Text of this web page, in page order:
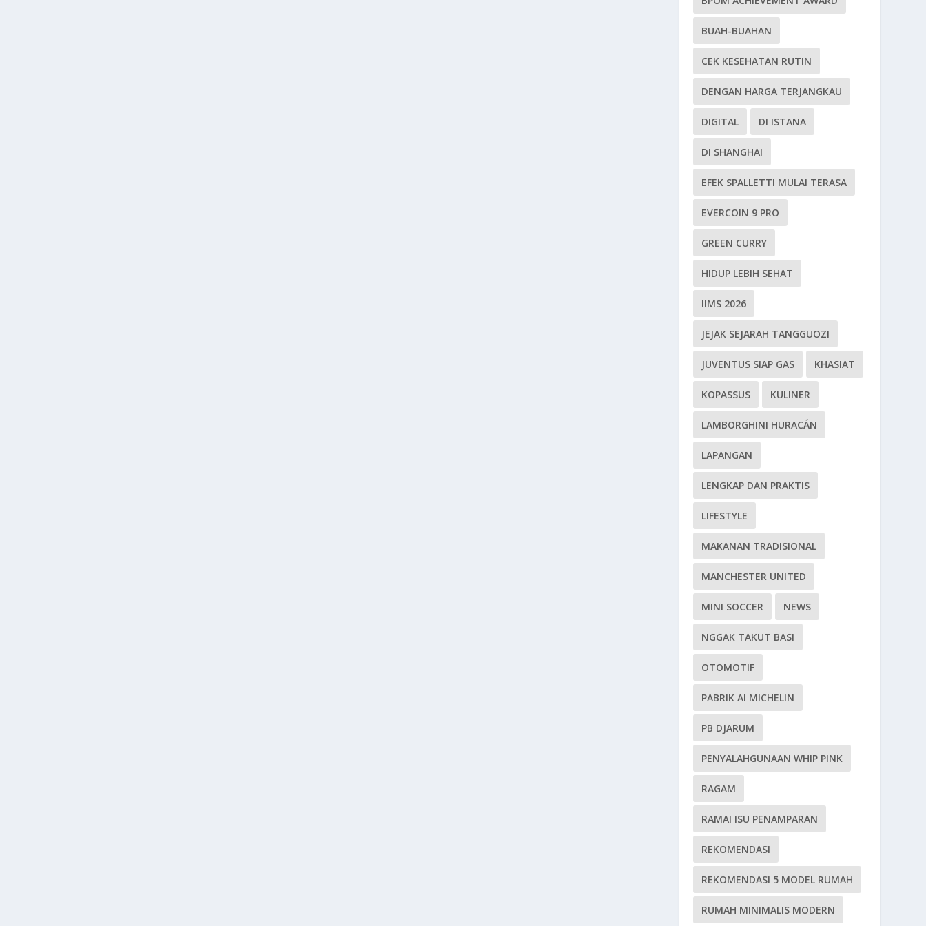
BUAH-BUAHAN
CEK KESEHATAN RUTIN
DENGAN HARGA TERJANGKAU
DIGITAL DI ISTANA
DI SHANGHAI
EFEK SPALLETTI MULAI TERASA
EVERCOIN 9 PRO
GREEN CURRY
HIDUP LEBIH SEHAT
IIMS 2026
JEJAK SEJARAH TANGGUOZI
JUVENTUS SIAP GAS KHASIAT
KOPASSUS KULINER
LAMBORGHINI HURACÁN
LAPANGAN
LENGKAP DAN PRAKTIS
LIFESTYLE
MAKANAN TRADISIONAL
MANCHESTER UNITED
MINI SOCCER NEWS
NGGAK TAKUT BASI
OTOMOTIF
PABRIK AI MICHELIN
PB DJARUM
PENYALAHGUNAAN WHIP PINK
RAGAM
RAMAI ISU PENAMPARAN
REKOMENDASI
REKOMENDASI 5 MODEL RUMAH
RUMAH MINIMALIS MODERN